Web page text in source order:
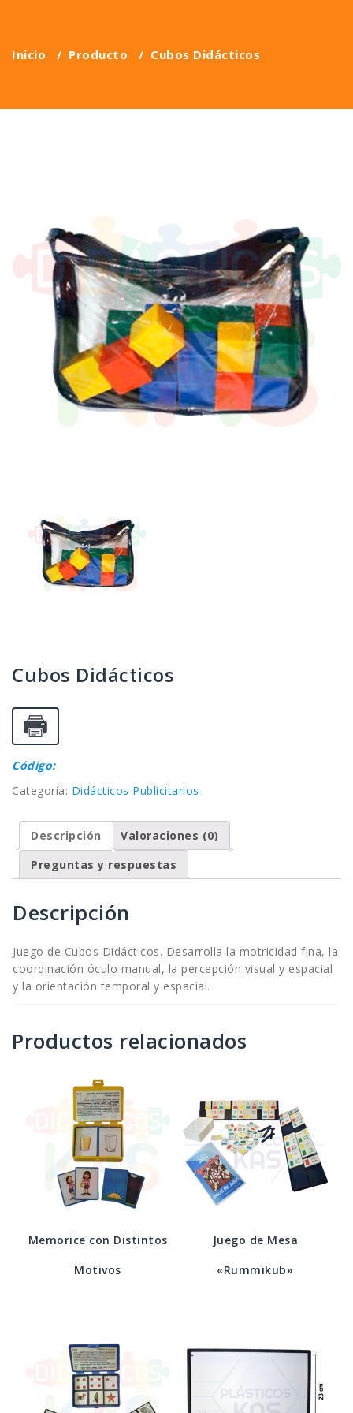
Inicio / Producto / Cubos Didácticos
Cubos Didácticos
Código:
Categoría: Didácticos Publicitarios
Descripción
Valoraciones (0)
Preguntas y respuestas
Descripción
Juego de Cubos Didácticos. Desarrolla la motricidad fina, la
coordinación óculo manual, la percepción visual y espacial
y la orientación temporal y espacial.
Productos relacionados
Memorice con Distintos
Motivos
Juego de Mesa
«Rummikub»